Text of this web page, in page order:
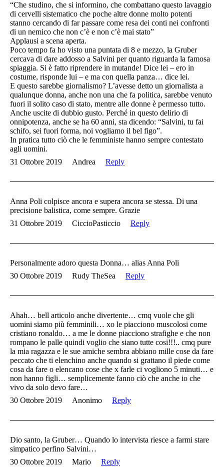
“Che studino, che si informino, che combattano questo lavaggio
di cervelli sistematico che poche altre donne molto potenti
stanno cercando di far passare come resa dei conti nei confronti
di un nemico che non c’è e non c’è mai stato”
Applausi a scena aperta.
Poco tempo fa ho visto una puntata di 8 e mezzo, la Gruber
cercava di dare addosso a Salvini per quanto riguarda la famosa
spiaggia. Si è fatto riprendere in mutande! Dice lei – ero in
costume, risponde lui – e ma con quella panza… dice lei.
E questo sarebbe giornalismo? L’avesse detto un giornalista a
qualunque donna, anche non una che fa politica, sarebbe venuto
fuori il solito caso di stato, mentre alle donne è permesso tutto.
Anche uscite di dubbio gusto. Perché in questo delirio di
onnipotenza, anche se ha 60 anni, sta dicendo: “Salvini, tu fai
schifo, sei fuori forma, noi vogliamo il bel figo”.
In pratica tutto ciò che le femministe hanno sempre contestato
agli uomini.
31 Ottobre 2019
Andrea Reply
Anna Poli colpisce ancora e supera ancora se stessa. Di una
precisione balistica, come sempre. Grazie
31 Ottobre 2019
CiccioPasticcio Reply
Personalmente adoro questa Donna… alias Anna Poli
30 Ottobre 2019
Rudy TheSea Reply
Ahah… bell articolo anche divertente… cmq vuole che gli
uomini siamo più femminili… xo le piacciono muscolosi come
cristiano ronaldo… a me le donne piacciono strafighe e che non
rompano le palle quindi voglio che siano tutte cosi!!!.. cmq pure
la mia ragazza e le sue amiche sembra abbiano mille cose da fare
peccato che ti elenchino anche quando si grattano il piede come
cosa da fare o elencano cose che x farle ci vogliono 5 minuti… e
non hanno figli… semplicemente fanno ciò che anche io che
vivo da solo devo fare…
30 Ottobre 2019
Anonimo Reply
Dio santo, la Gruber… Quando lo intervista riesce a farmi stare
simpatico perfino Salvini…
30 Ottobre 2019
Mario Reply